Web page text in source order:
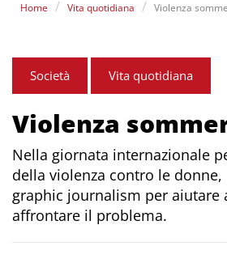
Home Vita quotidiana Violenza
Società Vita quotidiana
Violenza
Nella giornata internazionale
della violenza contro le
graphic journalism per aiutare
affrontare il problema.